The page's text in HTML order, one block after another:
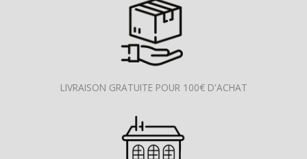
LIVRAISON GRATUITE POUR 100€ D'ACHAT